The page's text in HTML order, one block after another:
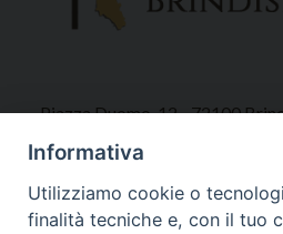
Piazza Duomo, 12 - 72100
Tel 0831.521958
Fax 0831.528315
Informativa
Utilizziamo cookie o
finalità tecniche e, con il tuo